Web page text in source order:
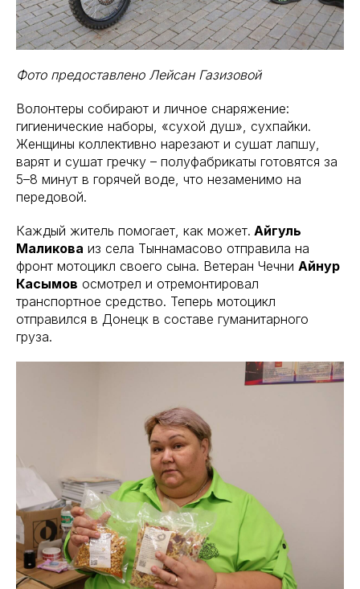
Фото предоставлено Лейсан Газизовой
Волонтеры собирают и личное снаряжение:
гигиенические наборы, «сухой душ», сухпайки.
Женщины коллективно нарезают и сушат лапшу,
варят и сушат гречку – полуфабрикаты готовятся за
5–8 минут в горячей воде, что незаменимо на
передовой.
Каждый житель помогает, как может. Айгуль
Маликова из села Тыннамасово отправила на
фронт мотоцикл своего сына. Ветеран Чечни Айнур
Касымов осмотрел и отремонтировал
транспортное средство. Теперь мотоцикл
отправился в Донецк в составе гуманитарного
груза.